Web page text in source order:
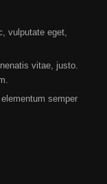
vulputate eget,
vitae, justo.
semper